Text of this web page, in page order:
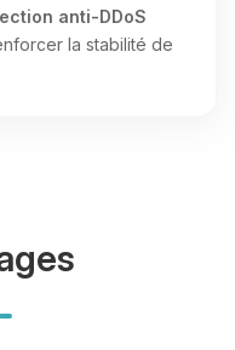
anti-DDoS
la stabilité de